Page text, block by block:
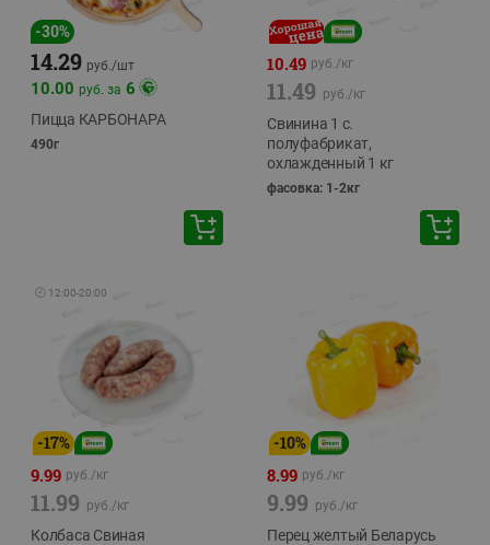
-30%
14.29 руб./шт
10.00 руб. за 6
Пицца КАРБОНАРА
490г
10.49 руб./кг
11.49 руб./кг
Свинина 1 с.
полуфабрикат,
охлажденный 1 кг
фасовка: 1-2кг
🕘 12:00-20:00
-17%
9.99 руб./кг
11.99 руб./кг
Колбаса Свиная
-10%
8.99 руб./кг
9.99 руб./кг
Перец желтый Беларусь